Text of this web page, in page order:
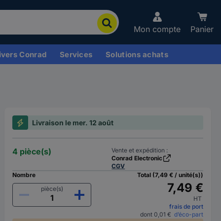
Mon compte Panier
Conrad Services Solutions achats
Livraison le mer. 12 août
4 pièce(s)
Vente et expédition :
Conrad Electronic
CGV
Nombre
pièce(s)
Total (7,49 € / unité(s))
7,49 €
HT
frais de port
dont 0,01 € d’éco-part